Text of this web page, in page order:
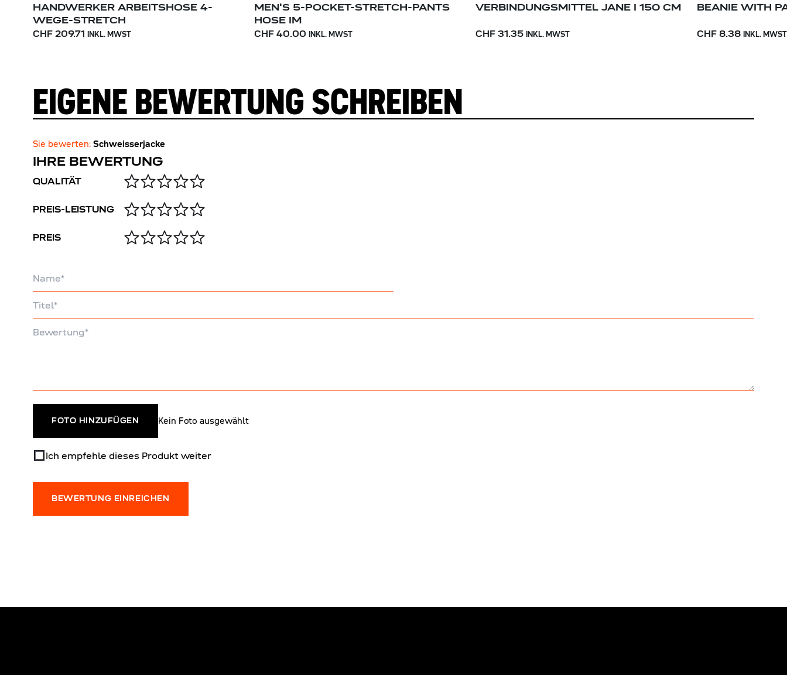
HANDWERKER ARBEITSHOSE 4-
WEGE-STRETCH
CHF 209.71 INKL. MWST
MEN'S 5-POCKET-STRETCH-PANTS
HOSE IM
CHF 40.00 INKL. MWST
VERBINDUNGSMITTEL JANE I 150 CM
CHF 31.35 INKL. MWST
BEANIE WITH
CHF 8.38 INKL. MWST
EIGENE BEWERTUNG SCHREIBEN
Sie bewerten: Schweisserjacke
IHRE BEWERTUNG
QUALITÄT
PREIS-LEISTUNG
PREIS
FOTO HINZUFÜGEN Kein Foto ausgewählt
Ich empfehle dieses Produkt weiter
BEWERTUNG EINREICHEN